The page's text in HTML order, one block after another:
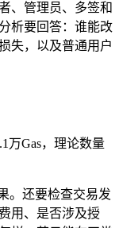
、管理员、多签和
析要回答：谁能改
失，以及普通用户
万Gas，理论数量
。还要检查交易发
用、是否涉及授